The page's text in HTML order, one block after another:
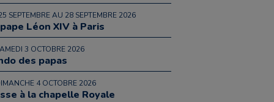
SEPTEMBRE AU 28 SEPTEMBRE 2026
Léon XIV à Paris
3 OCTOBRE 2026
des papas
4 OCTOBRE 2026
à la chapelle Royale